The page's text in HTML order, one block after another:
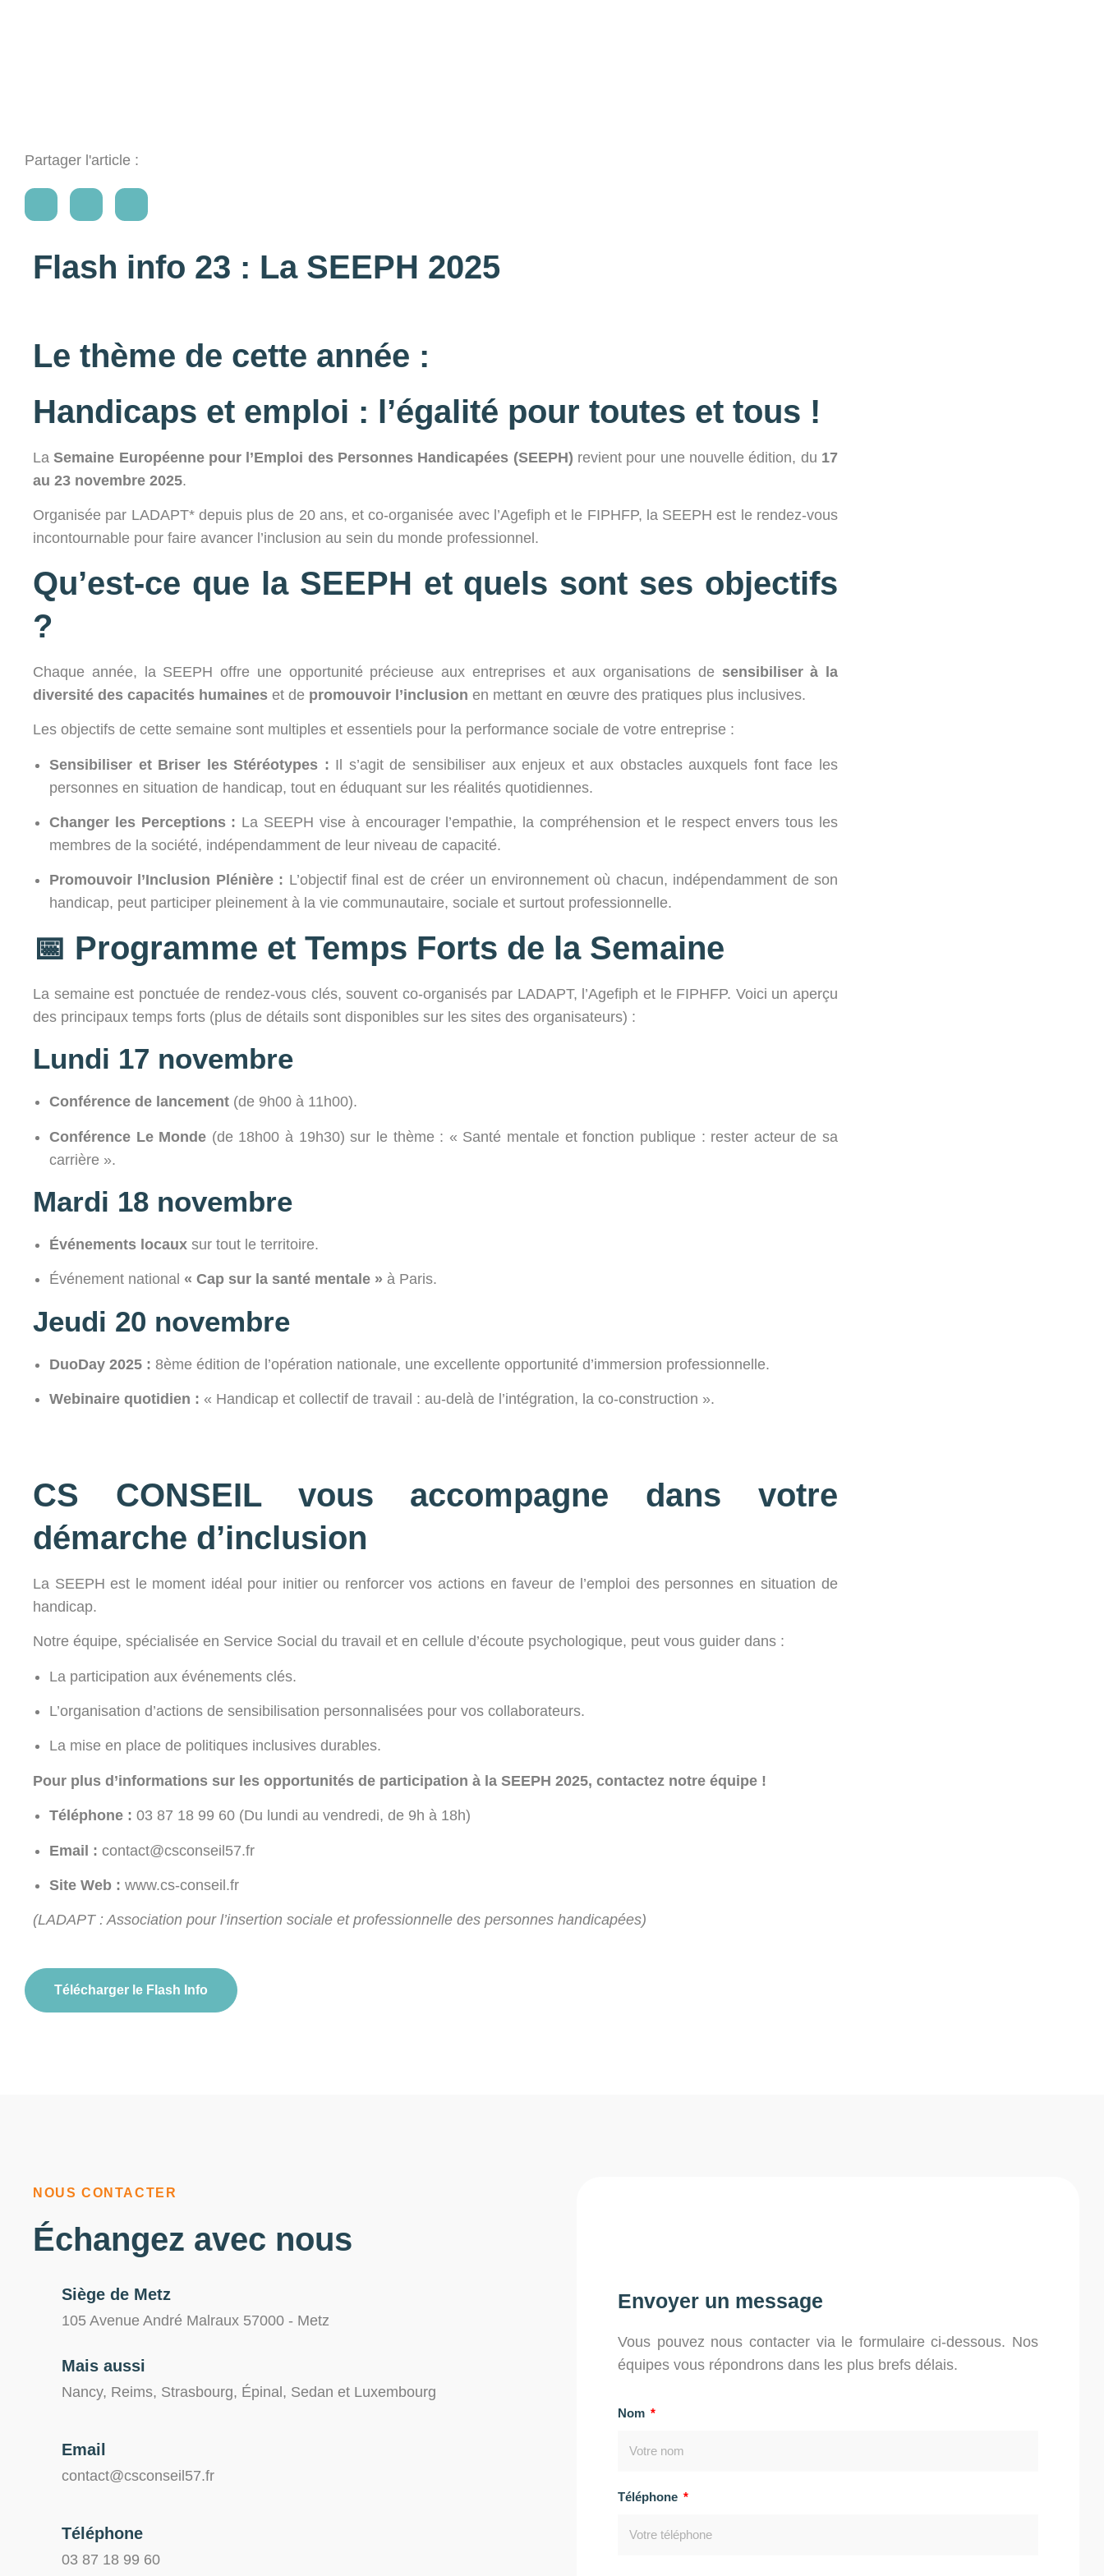
Partager l'article :
Flash info 23 : La SEEPH 2025
Le thème de cette année :
Handicaps et emploi : l’égalité pour toutes et tous !
LaSemaine Européenne pour l’Emploi des Personnes Handicapées (SEEPH) revient pour une nouvelle édition, du 17
au 23 novembre 2025.
Organisée par LADAPT* depuis plus de 20 ans, et co-organisée avec l’Agefiph et le FIPHFP, la SEEPH est le rendez-vous
incontournable pour faire avancer l’inclusion au sein du monde professionnel.
Qu’est-ce que la SEEPH et quels sont ses objectifs
?
Chaque année, la SEEPH offre une opportunité précieuse aux entreprises et aux organisations de sensibiliser à la
diversité des capacités humaines et de promouvoir l’inclusion en mettant en œuvre des pratiques plus inclusives.
Les objectifs de cette semaine sont multiples et essentiels pour la performance sociale de votre entreprise :
Sensibiliser et Briser les Stéréotypes : Il s’agit de sensibiliser aux enjeux et aux obstacles auxquels font face les
personnes en situation de handicap, tout en éduquant sur les réalités quotidiennes.
Changer les Perceptions : La SEEPH vise à encourager l’empathie, la compréhension et le respect envers tous les
membres de la société, indépendamment de leur niveau de capacité.
Promouvoir l’Inclusion Plénière : L’objectif final est de créer un environnement où chacun, indépendamment de son
handicap, peut participer pleinement à la vie communautaire, sociale et surtout professionnelle.
📅 Programme et Temps Forts de la Semaine
La semaine est ponctuée de rendez-vous clés, souvent co-organisés par LADAPT, l’Agefiph et le FIPHFP. Voici un aperçu
des principaux temps forts (plus de détails sont disponibles sur les sites des organisateurs) :
Lundi 17 novembre
Conférence de lancement (de 9h00 à 11h00).
Conférence Le Monde (de 18h00 à 19h30) sur le thème : « Santé mentale et fonction publique : rester acteur de sa
carrière ».
Mardi 18 novembre
Événements locaux sur tout le territoire.
Événement national « Cap sur la santé mentale » à Paris.
Jeudi 20 novembre
DuoDay 2025 : 8ème édition de l’opération nationale, une excellente opportunité d’immersion professionnelle.
Webinaire quotidien : « Handicap et collectif de travail : au-delà de l’intégration, la co-construction ».
CS CONSEIL vous accompagne dans votre
démarche d’inclusion
La SEEPH est le moment idéal pour initier ou renforcer vos actions en faveur de l’emploi des personnes en situation de
handicap.
Notre équipe, spécialisée en Service Social du travail et en cellule d’écoute psychologique, peut vous guider dans :
La participation aux événements clés.
L’organisation d’actions de sensibilisation personnalisées pour vos collaborateurs.
La mise en place de politiques inclusives durables.
Pour plus d’informations sur les opportunités de participation à la SEEPH 2025, contactez notre équipe !
Téléphone : 03 87 18 99 60 (Du lundi au vendredi, de 9h à 18h)
Email : contact@csconseil57.fr
Site Web : www.cs-conseil.fr
(LADAPT : Association pour l’insertion sociale et professionnelle des personnes handicapées)
Télécharger le Flash Info
NOUS CONTACTER
Échangez avec nous
Siège de Metz
105 Avenue André Malraux 57000 - Metz
Mais aussi
Nancy, Reims, Strasbourg, Épinal, Sedan et Luxembourg
Email
contact@csconseil57.fr
Téléphone
03 87 18 99 60
Envoyer un message
Vous pouvez nous contacter via le formulaire ci-dessous. Nos
équipes vous répondrons dans les plus brefs délais.
Nom
Téléphone